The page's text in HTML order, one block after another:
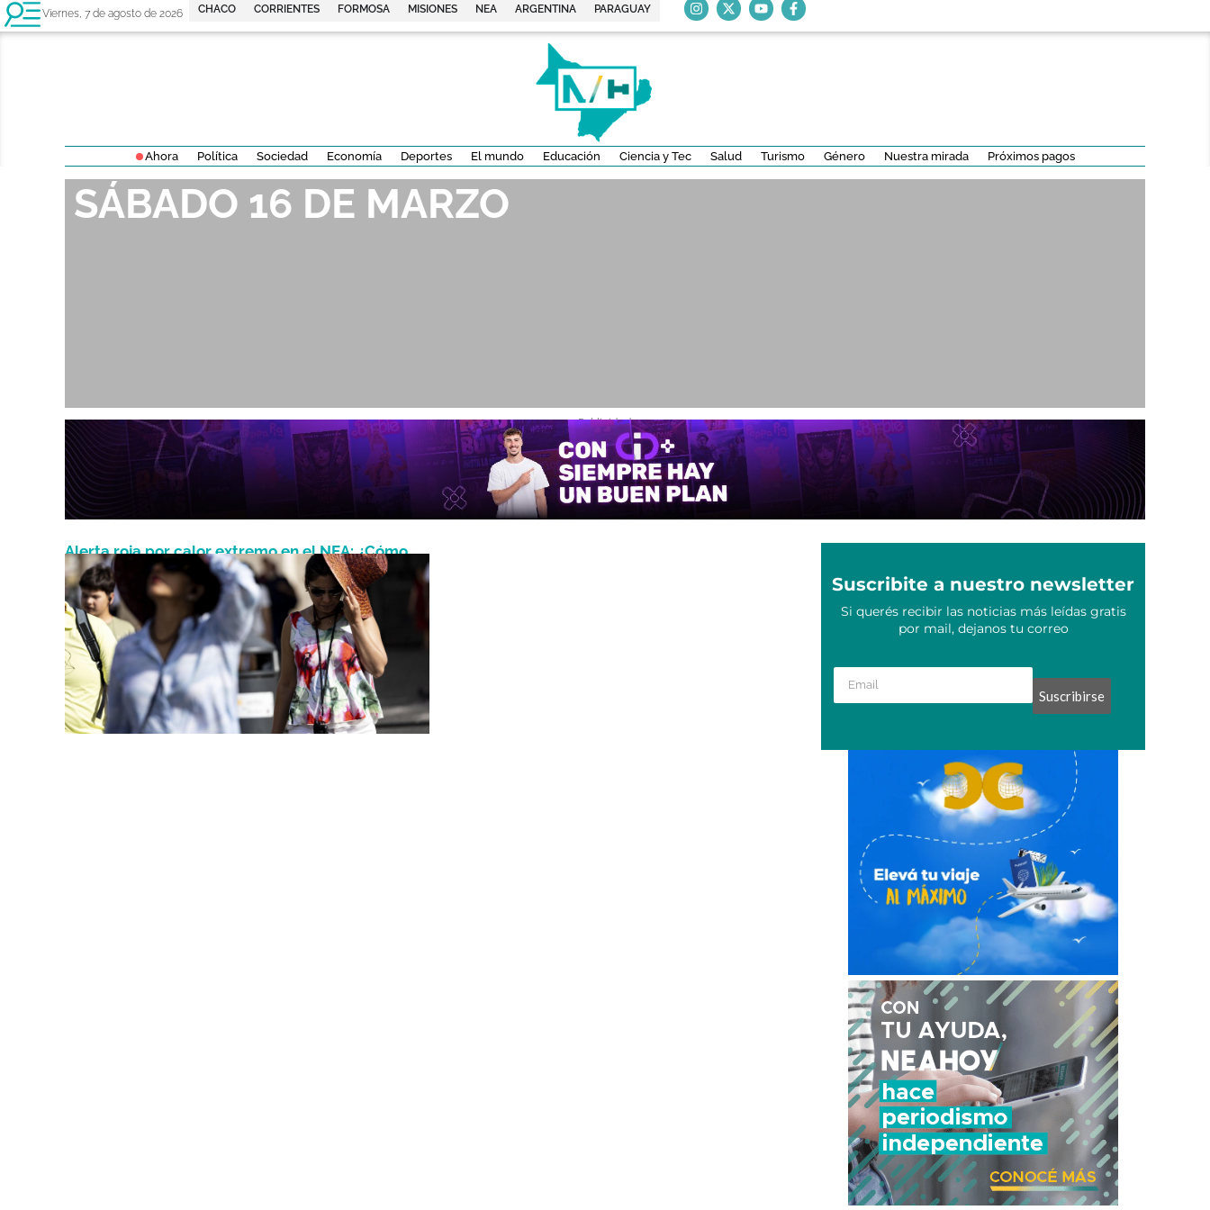
Viernes, 7 de agosto de 2026 CHACO CORRIENTES FORMOSA MISIONES NEA ARGENTINA PARAGUAY
Ahora Política Sociedad Economía Deportes El mundo Educación Ciencia y Tec Salud Turismo Género Nuestra mirada Próximos pagos
SÁBADO 16 DE MARZO
- Publicidad -
Alerta roja por calor extremo en el NEA: ¿Cómo
estará el clima este fin de semana?
Marzo 15, 2024
Suscribite a nuestro newsletter
Si querés recibir las noticias más leídas gratis
por mail, dejanos tu correo
Suscribirse